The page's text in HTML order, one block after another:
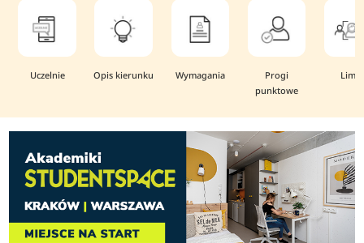
Uczelnie Opis kierunku Wymagania
Progi
punktowe